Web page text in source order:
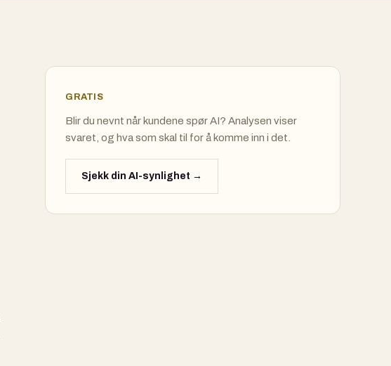
GRATIS
Blir du nevnt når kundene spør AI? Analysen viser
svaret, og hva som skal til for å komme inn i det.
Sjekk din AI-synlighet →